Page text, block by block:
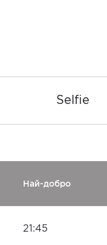
Selfie
Най-добро
21:45